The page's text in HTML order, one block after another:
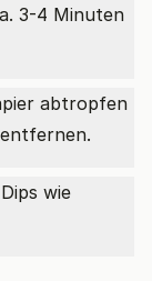
3-4 Minuten
abtropfen
wie